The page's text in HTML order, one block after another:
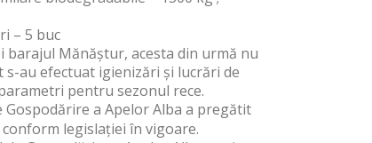
– 5 buc
barajul Mănăștur, acesta din urmă nu
au efectuat igienizări și lucrări de
pentru sezonul rece.
a Apelor Alba a pregătit
legislației în vigoare.